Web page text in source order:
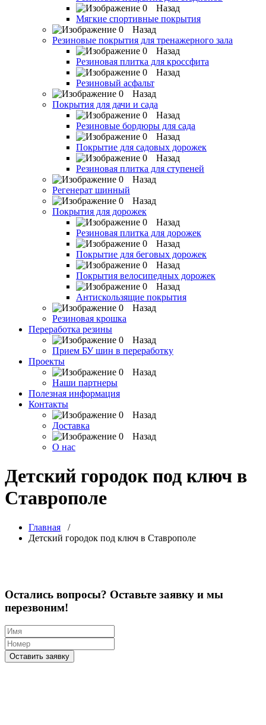
Назад
Мягкие спортивные покрытия
Назад
Резиновые покрытия для тренажерного зала
Назад
Резиновая плитка для кроссфита
Назад
Резиновый асфальт
Назад
Покрытия для дачи и сада
Назад
Резиновые бордюры для сада
Назад
Покрытие для садовых дорожек
Назад
Резиновая плитка для ступеней
Назад
Регенерат шинный
Назад
Покрытия для дорожек
Назад
Резиновая плитка для дорожек
Назад
Покрытие для беговых дорожек
Назад
Покрытия велосипедных дорожек
Назад
Антискользящие покрытия
Назад
Резиновая крошка
Переработка резины
Назад
Прием БУ шин в переработку
Проекты
Назад
Наши партнеры
Полезная информация
Контакты
Назад
Доставка
Назад
О нас
Детский городок под ключ в
Ставрополе
Главная /
Детский городок под ключ в Ставрополе
Остались вопросы? Оставьте заявку и мы
перезвоним!
Оставить заявку